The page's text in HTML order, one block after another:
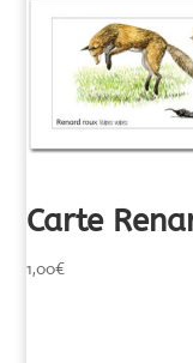
Carte
1,00€